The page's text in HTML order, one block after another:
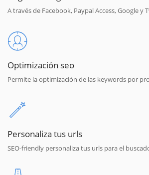
A través de Facebook, Paypal Access, Google y
Optimización seo
Permite la optimización de las keywords por
Personaliza tus urls
SEO-friendly personaliza tus urls para el